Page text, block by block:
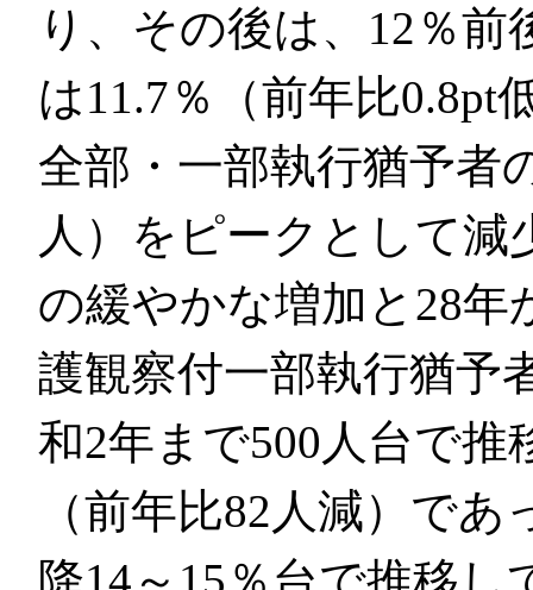
り、その後は、12％
は11.7％（前年比0.8pt
全部・一部執行猶予者
人）をピークとして減
の緩やかな増加と28年
護観察付一部執行猶予
和2年まで500人台で推
（前年比82人減）で